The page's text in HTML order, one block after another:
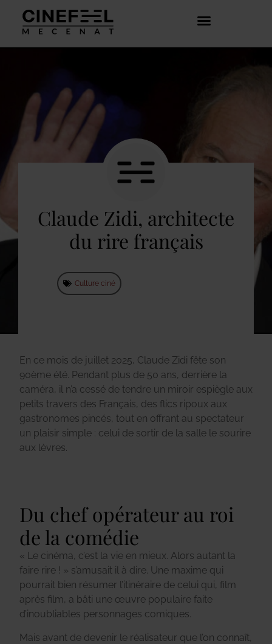
Claude Zidi, architecte
du rire français
Culture ciné
En ce mois de juillet 2025, Claude Zidi fête son
90ème été. Pendant plus de 50 ans, derrière la
caméra, il n’a cessé de tendre un miroir espiègle aux
petits travers des Français, des flics ripoux aux
gastronomes pincés, tout en offrant au spectateur
un plaisir simple : celui de sortir de la salle le sourire
aux lèvres.
Du chef opérateur au roi
de la comédie
« Le cinéma, c’est la vie en mieux. Alors autant la
faire rire ! » s’amusait il à dire. Une maxime qui
pourrait bien résumer l’itinéraire de celui qui, film
après film, a bâti une œuvre populaire faite
d’inoubliables personnages comiques.
Mais avant de devenir le réalisateur que l’on connaît,